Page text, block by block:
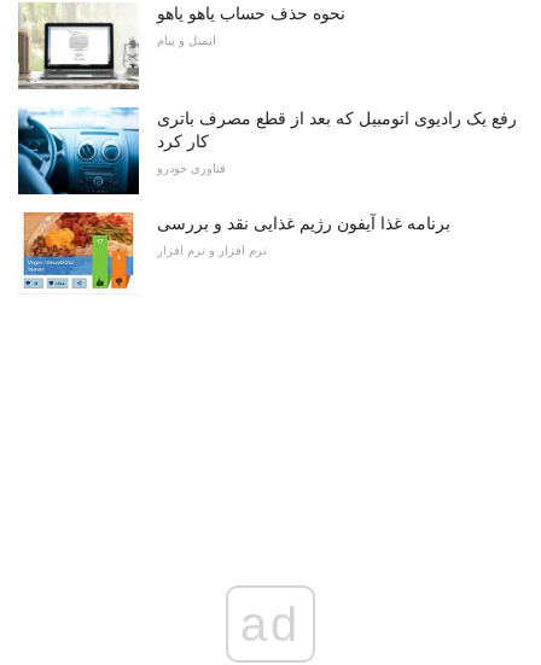
نحوه حذف حساب یاهو یاهو
ایمیل و پیام
رفع یک رادیوی اتومبیل که بعد از قطع مصرف باتری
کار کرد
فناوری خودرو
برنامه غذا آیفون رژیم غذایی نقد و بررسی
نرم افزار و نرم افزار
ad